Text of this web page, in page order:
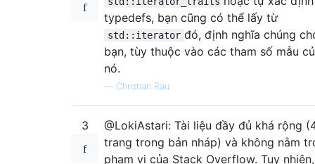
typedefs, bạn cũng có thể lấy từ
std::iterator đó, định nghĩa chúng
bạn, tùy thuộc vào các tham số mẫu
nó.
— Christian Rau
3
@LokiAstari: Tài liệu đầy đủ khá rộng
trang trong bản nháp) và không nằm
phạm vi của Stack Overflow. Tuy